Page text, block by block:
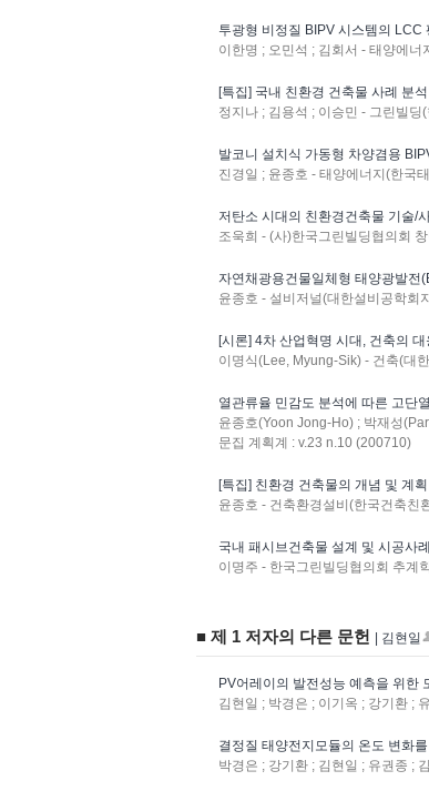
투광형 비정질 BIPV 시스템의 LCC
이한명 ; 오민석 ; 김회서 - 태양에
[특집] 국내 친환경 건축물 사례 분석
정지나 ; 김용석 ; 이승민 - 그린빌
발코니 설치식 가동형 차양겸용
진경일 ; 윤종호 - 태양에너지(한국
저탄소 시대의 친환경건축물 기술/
조욱희 - (사)한국그린빌딩협의회
자연채광용건물일체형 태양광발전
윤종호 - 설비저널(대한설비공학회
[시론] 4차 산업혁명 시대, 건축의 대
이명식(Lee, Myung-Sik) - 건축(대
열관류율 민감도 분석에 따른 고단
윤종호(Yoon Jong-Ho) ; 박재성
문집 계획계 : v.23 n.10 (200710)
[특집] 친환경 건축물의 개념 및 계획
윤종호 - 건축환경설비(한국건축친
국내 패시브건축물 설계 및 시공사례
이명주 - 한국그린빌딩협의회 추계
■ 제 1 저자의 다른 문헌 | 김현일
PV어레이의 발전성능 예측을 위한
김현일 ; 박경은 ; 이기옥 ; 강기환 ;
결정질 태양전지모듈의 온도 변화
박경은 ; 강기환 ; 김현일 ; 유권종 ;